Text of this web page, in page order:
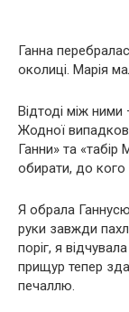
Ганна
околиці. Марія
Відтоді між
Жодної
Ганни» та
обирати, до кого
Я обрала
руки завжди
поріг, я
прищур тепер
печаллю.